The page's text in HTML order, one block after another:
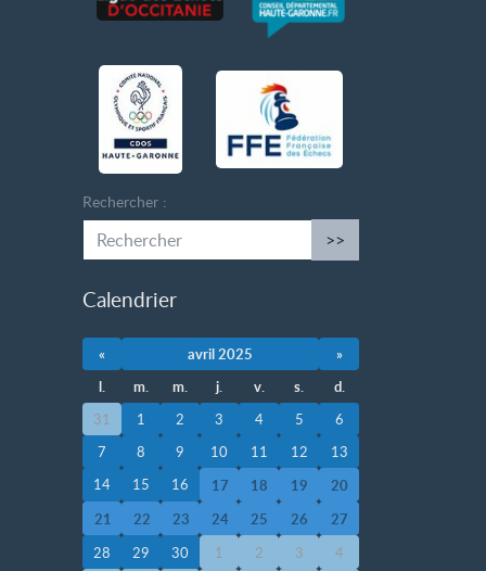
Rechercher :
>>
Calendrier
« avril 2025
»
l.
m. m. j. v. s.
d.
31
1 2 3 4 5
6
7
8 9 10 11 12
13
14
15 16 17 18 19
20
21
22 23 24 25 26
27
28
29 30 1 2 3
4